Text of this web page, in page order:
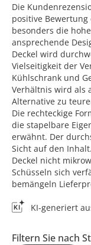
Die
positive
besonders die
ansprechende
Deckel wird
Vielseitigkeit der
Kühlschrank und
Verhältnis wird als
Alternative zu
Die rechteckige
die stapelbare
erwähnt. Der
Sicht auf den
Deckel nicht
Schüsseln sich
bemängeln
KI-generiert
Filtern Sie nach